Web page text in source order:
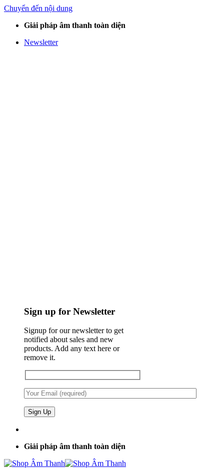
Chuyển đến nội dung
Giải pháp âm thanh toàn diện
Newsletter
Sign up for Newsletter
Signup for our newsletter to get
notified about sales and new
products. Add any text here or
remove it.
Giải pháp âm thanh toàn diện